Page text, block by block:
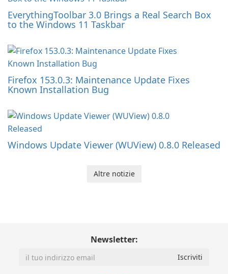
EverythingToolbar 3.0 Brings a Real Search Box
to the Windows 11 Taskbar
Firefox 153.0.3: Maintenance Update Fixes
Known Installation Bug
Windows Update Viewer (WUView) 0.8.0 Released
Altre notizie
Newsletter: